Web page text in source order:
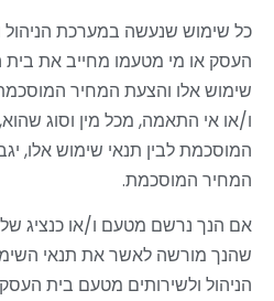
כל שימוש שנעשה במערכת הניהול
העסק או מי מטעמו מחייב את
שימוש אלו והצעת המחיר
ו/או אי התאמה, מכל מין וסוג
המוסכמת לבין תנאי שימוש אלו,
המחיר המוסכמת.
אם הנך נרשם מטעם ו/או כנציג
שהנך מורשה לאשר את תנאי
הניהול ולשירותים מטעם בית